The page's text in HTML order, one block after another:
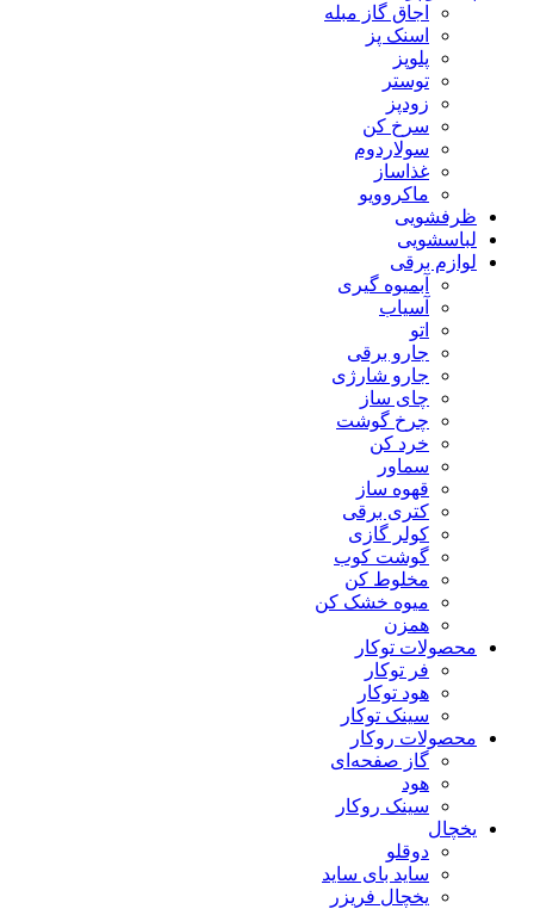
اجاق گاز مبله
اسنک پز
پلوپز
توستر
زودپز
سرخ کن
سولاردوم
غذاساز
ماکروویو
ظرفشویی
لباسشویی
لوازم برقی
آبمیوه گیری
آسیاب
اتو
جارو برقی
جارو شارژی
چای ساز
چرخ گوشت
خرد کن
سماور
قهوه ساز
کتری برقی
کولر گازی
گوشت کوب
مخلوط کن
میوه خشک کن
همزن
محصولات توکار
فر توکار
هود توکار
سینک توکار
محصولات روکار
گاز صفحه‌ای
هود
سینک روکار
یخچال
دوقلو
ساید بای ساید
یخچال فریزر